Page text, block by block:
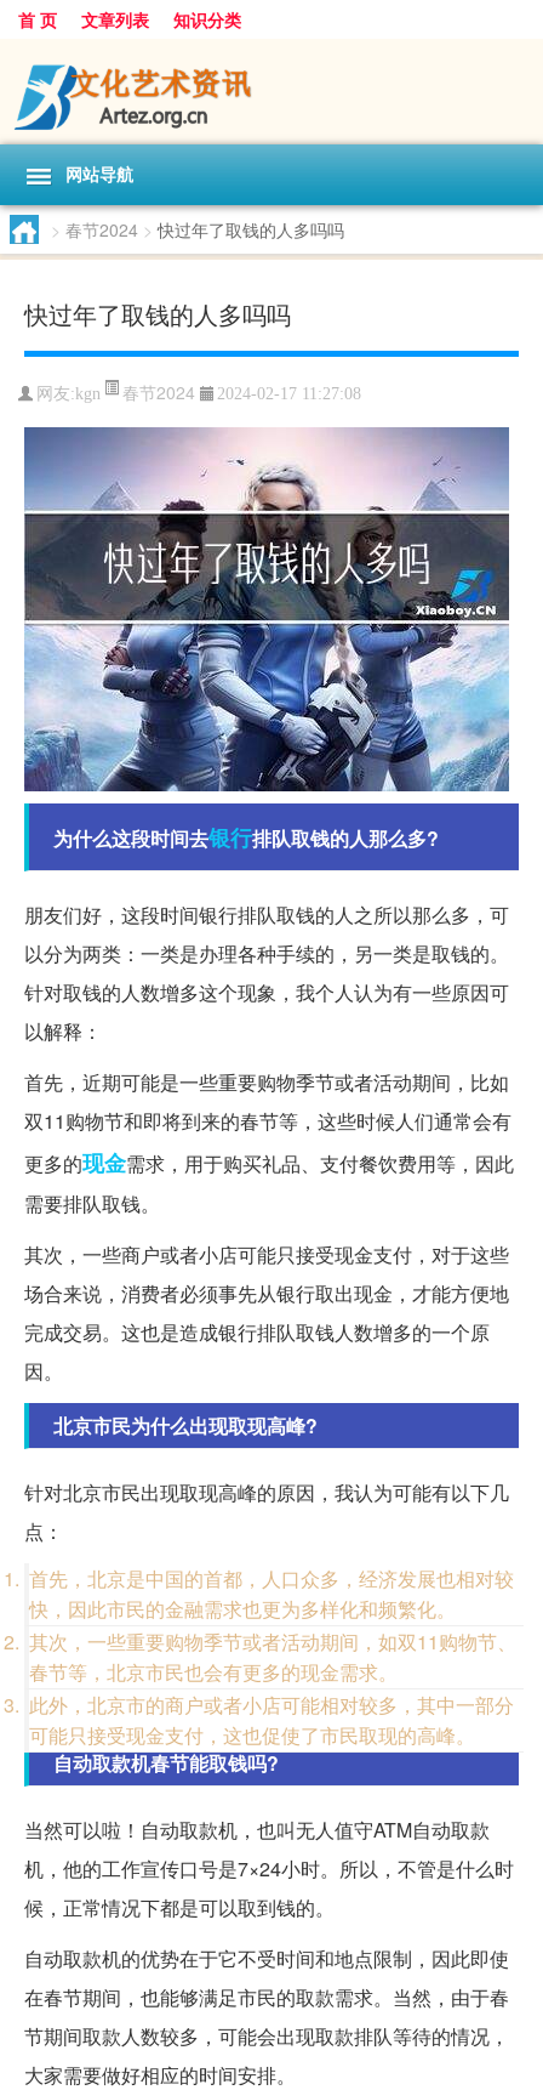
首 页 文章列表 知识分类
网站导航
> 春节2024 > 快过年了取钱的人多吗吗
快过年了取钱的人多吗吗
网友: kgn 春节2024 2024-02-17 11:27:08
为什么这段时间去银行排队取钱的人那么多?
朋友们好，这段时间银行排队取钱的人之所以那么多，可
以分为两类：一类是办理各种手续的，另一类是取钱的。
针对取钱的人数增多这个现象，我个人认为有一些原因可
以解释：
首先，近期可能是一些重要购物季节或者活动期间，比如
双11购物节和即将到来的春节等，这些时候人们通常会有
更多的现金需求，用于购买礼品、支付餐饮费用等，因此
需要排队取钱。
其次，一些商户或者小店可能只接受现金支付，对于这些
场合来说，消费者必须事先从银行取出现金，才能方便地
完成交易。这也是造成银行排队取钱人数增多的一个原
因。
北京市民为什么出现取现高峰?
针对北京市民出现取现高峰的原因，我认为可能有以下几
点：
首先，北京是中国的首都，人口众多，经济发展也相对较
快，因此市民的金融需求也更为多样化和频繁化。
其次，一些重要购物季节或者活动期间，如双11购物节、
春节等，北京市民也会有更多的现金需求。
此外，北京市的商户或者小店可能相对较多，其中一部分
可能只接受现金支付，这也促使了市民取现的高峰。
自动取款机春节能取钱吗?
当然可以啦！自动取款机，也叫无人值守ATM自动取款
机，他的工作宣传口号是7×24小时。所以，不管是什么时
候，正常情况下都是可以取到钱的。
自动取款机的优势在于它不受时间和地点限制，因此即使
在春节期间，也能够满足市民的取款需求。当然，由于春
节期间取款人数较多，可能会出现取款排队等待的情况，
大家需要做好相应的时间安排。